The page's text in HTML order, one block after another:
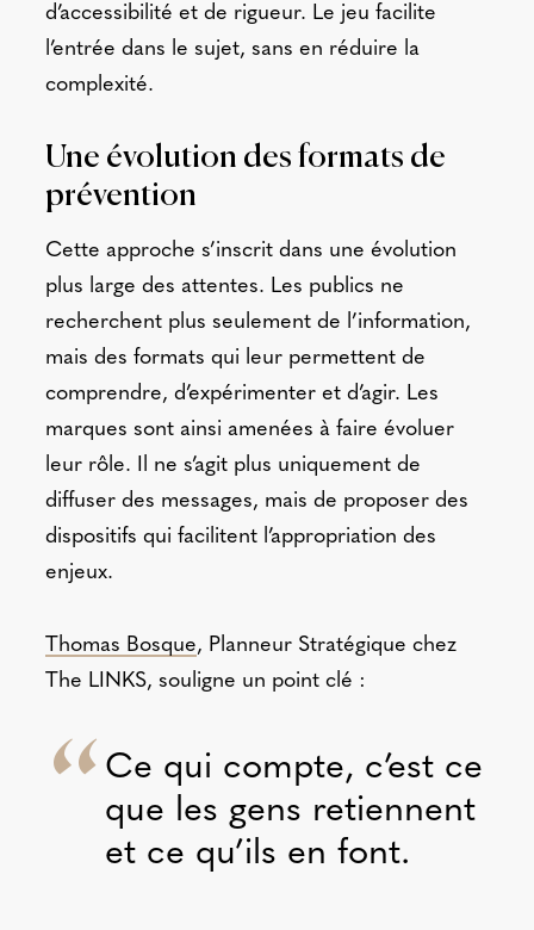
d’accessibilité et de rigueur. Le jeu facilite
l’entrée dans le sujet, sans en réduire la
complexité.
Une évolution des formats de
prévention
Cette approche s’inscrit dans une évolution
plus large des attentes. Les publics ne
recherchent plus seulement de l’information,
mais des formats qui leur permettent de
comprendre, d’expérimenter et d’agir. Les
marques sont ainsi amenées à faire évoluer
leur rôle. Il ne s’agit plus uniquement de
diffuser des messages, mais de proposer des
dispositifs qui facilitent l’appropriation des
enjeux.
Thomas Bosque, Planneur Stratégique chez
The LINKS, souligne un point clé :
Ce qui compte, c’est ce
que les gens retiennent
et ce qu’ils en font.